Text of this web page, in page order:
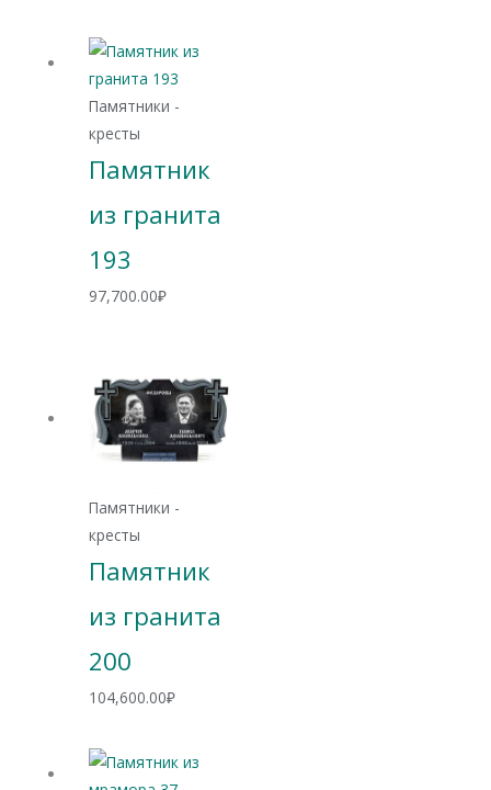
Памятники -
кресты
Памятник
из гранита
193
97,700.00₽
Памятники -
кресты
Памятник
из гранита
200
104,600.00₽